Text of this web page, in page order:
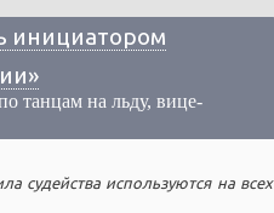
инициатором
танцам на льду, вице-
судейства используются на всех